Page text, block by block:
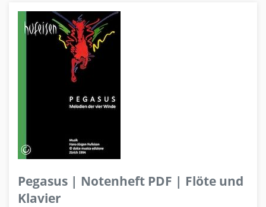
Pegasus | Notenheft PDF | Flöte und
Klavier